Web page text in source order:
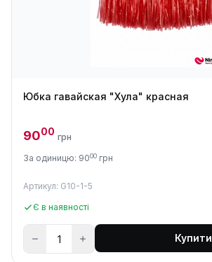
Юбка гавайская "Хула" красная
9000 грн
За одиницю: 9000 грн
Артикул: G10-1-5
Є в наявності
Купити